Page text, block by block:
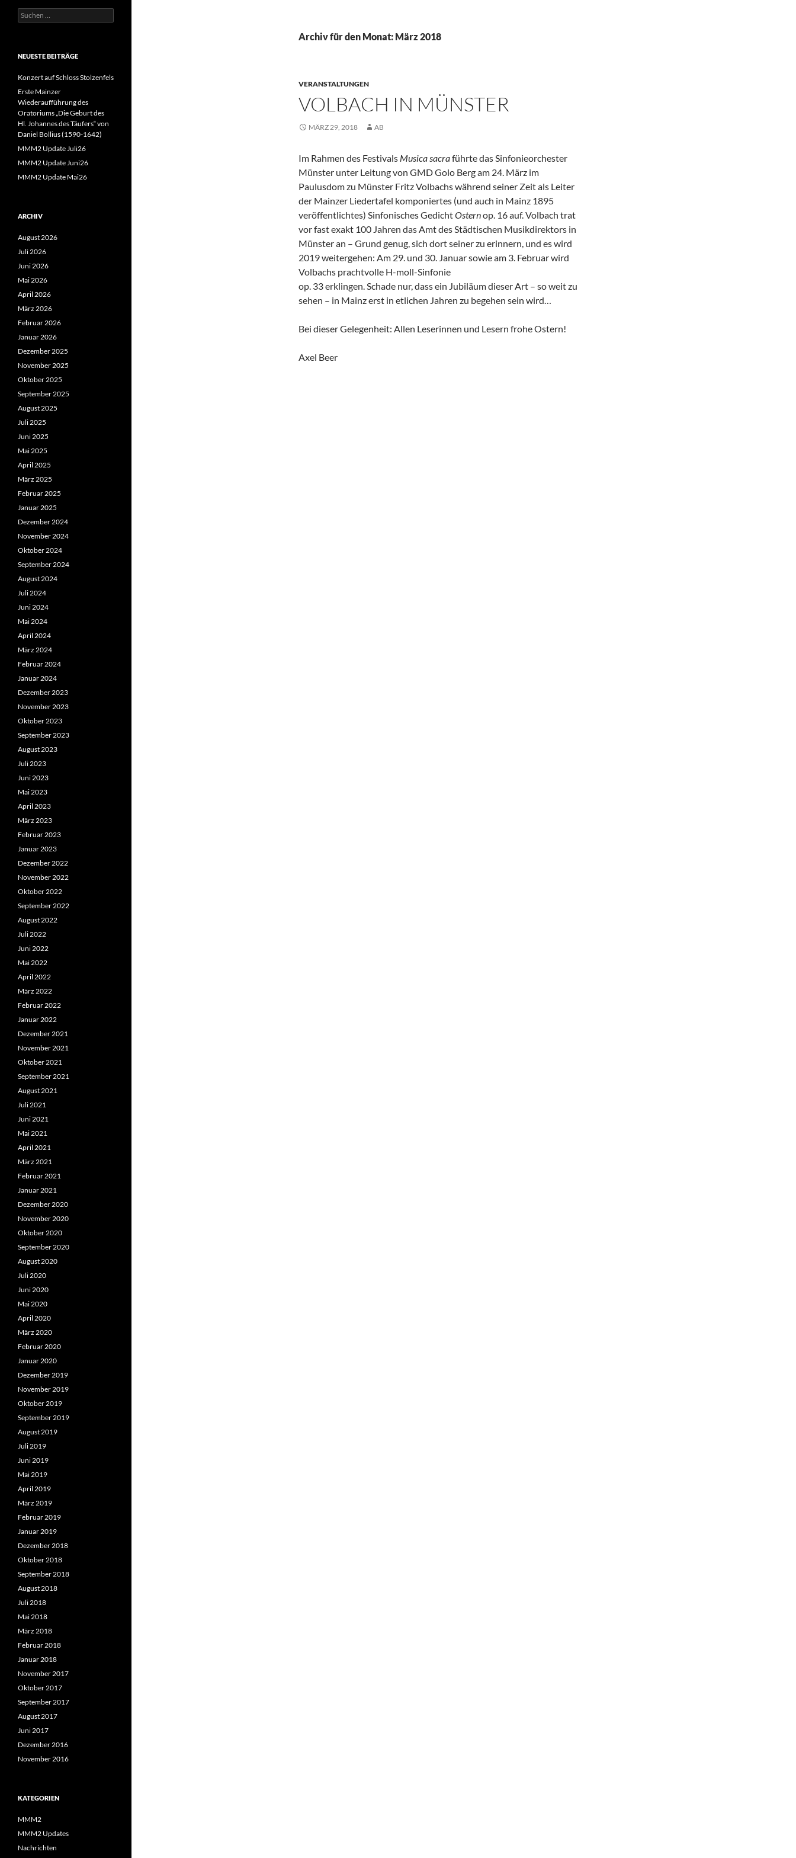
Archiv für den Monat: März 2018
VERANSTALTUNGEN
VOLBACH IN MÜNSTER
MÄRZ 29, 2018 AB
Im Rahmen des Festivals Musica sacraführte das Sinfonieorchester
Münster unter Leitung von GMD Golo Berg am 24. März im
Paulusdom zu Münster Fritz Volbachs während seiner Zeit als Leiter
der Mainzer Liedertafel komponiertes (und auch in Mainz 1895
veröffentlichtes) Sinfonisches GedichtOsternop. 16 auf. Volbach trat
vor fast exakt 100 Jahren das Amt des Städtischen Musikdirektors in
Münster an – Grund genug, sich dort seiner zu erinnern, und es wird
2019 weitergehen: Am 29. und 30. Januar sowie am 3. Februar wird
Volbachs prachtvolle H-moll-Sinfonie
op. 33 erklingen. Schade nur, dass ein Jubiläum dieser Art – so weit zu
sehen – in Mainz erst in etlichen Jahren zu begehen sein wird…
Bei dieser Gelegenheit: Allen Leserinnen und Lesern frohe Ostern!
Axel Beer
Suchen
nach:
NEUESTE BEITRÄGE
Konzert auf Schloss Stolzenfels
Erste Mainzer
Wiederaufführung des
Oratoriums „Die Geburt des
Hl. Johannes des Täufers“ von
Daniel Bollius (1590-1642)
MMM2 Update Juli26
MMM2 Update Juni26
MMM2 Update Mai26
ARCHIV
August 2026
Juli 2026
Juni 2026
Mai 2026
April 2026
März 2026
Februar 2026
Januar 2026
Dezember 2025
November 2025
Oktober 2025
September 2025
August 2025
Juli 2025
Juni 2025
Mai 2025
April 2025
März 2025
Februar 2025
Januar 2025
Dezember 2024
November 2024
Oktober 2024
September 2024
August 2024
Juli 2024
Juni 2024
Mai 2024
April 2024
März 2024
Februar 2024
Januar 2024
Dezember 2023
November 2023
Oktober 2023
September 2023
August 2023
Juli 2023
Juni 2023
Mai 2023
April 2023
März 2023
Februar 2023
Januar 2023
Dezember 2022
November 2022
Oktober 2022
September 2022
August 2022
Juli 2022
Juni 2022
Mai 2022
April 2022
März 2022
Februar 2022
Januar 2022
Dezember 2021
November 2021
Oktober 2021
September 2021
August 2021
Juli 2021
Juni 2021
Mai 2021
April 2021
März 2021
Februar 2021
Januar 2021
Dezember 2020
November 2020
Oktober 2020
September 2020
August 2020
Juli 2020
Juni 2020
Mai 2020
April 2020
März 2020
Februar 2020
Januar 2020
Dezember 2019
November 2019
Oktober 2019
September 2019
August 2019
Juli 2019
Juni 2019
Mai 2019
April 2019
März 2019
Februar 2019
Januar 2019
Dezember 2018
Oktober 2018
September 2018
August 2018
Juli 2018
Mai 2018
März 2018
Februar 2018
Januar 2018
November 2017
Oktober 2017
September 2017
August 2017
Juni 2017
Dezember 2016
November 2016
KATEGORIEN
MMM2
MMM2 Updates
Nachrichten